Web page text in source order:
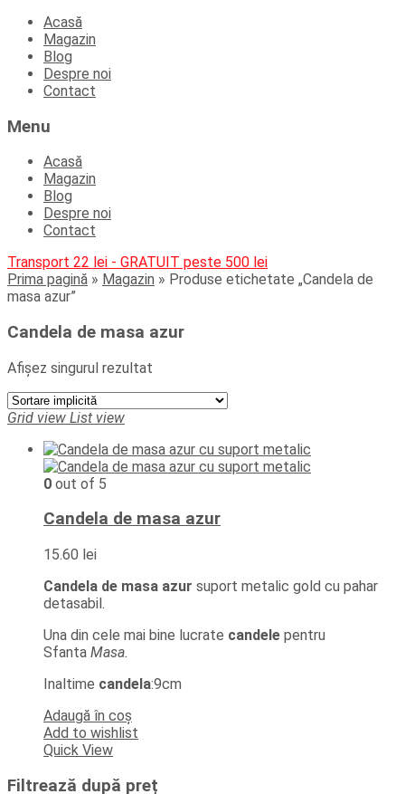
Skip
content
Acasă
Magazin
Blog
Despre noi
Contact
Menu
Acasă
Magazin
Blog
Despre noi
Contact
Transport 22 lei - GRATUIT peste 500 lei
Prima pagină » Magazin » Produse etichetate „Candela de
masa azur”
Candela de masa azur
Afișez singurul rezultat
Grid view List view
0 out of 5
Candela de masa azur
15.60 lei
Candela de masa azur suport metalic gold cu pahar
detasabil.
Una din cele mai bine lucrate candele pentru
Sfanta Masa.
Inaltime candela:9cm
Adaugă în coș
Add to wishlist
Quick View
Filtrează după preț